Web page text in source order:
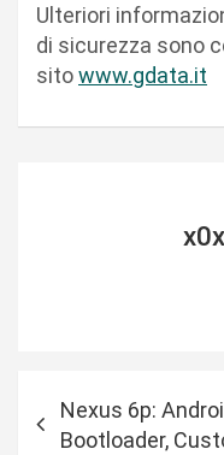
Ulteriori
di sicurezza sono
sitowww.gdata.it
Nexus 6p:
Bootloader,